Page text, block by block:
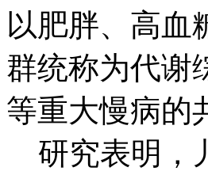
以肥胖、高血
群统称为代谢
等重大慢病的
研究表明，